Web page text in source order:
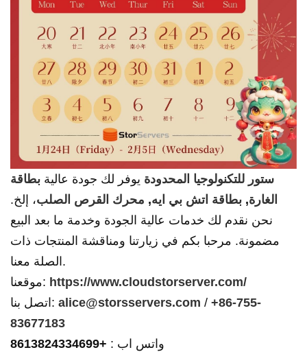
ستور للتكنولوجيا المحدودة يوفر لك جودة عالية بطاقة
الغارة, بطاقة اتش بي ايه, محرك القرص الصلب، إلخ.
نحن نقدم لك خدمات عالية الجودة وخدمة ما بعد البيع
مضمونة. مرحبا بكم في زيارتنا ومناقشة المنتجات ذات
الصلة معنا.
موقعنا: https://www.cloudstorserver.com/
اتصل بنا: alice@storsservers.com / +86-755-
83677183
واتس اب : +8613824334699